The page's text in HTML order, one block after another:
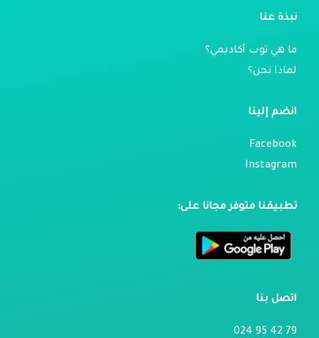
نبذة عنا
ما هي توب أكاديمي؟
لماذا نحن؟
انضم إلينا
Facebook
Instagram
تطبيقنا متوفر مجانا على:
اتصل بنا
79 42 95 024